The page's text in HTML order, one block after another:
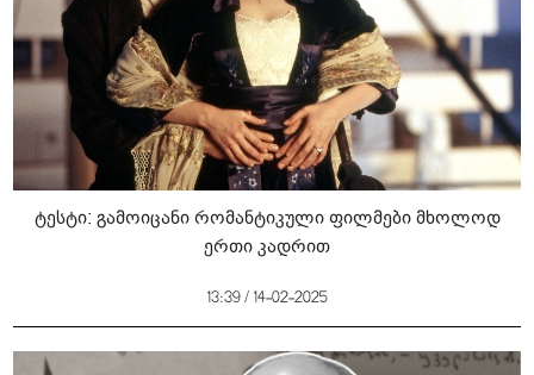
ტესტი: გამოიცანი რომანტიკული ფილმები მხოლოდ
ერთი კადრით
13:39 / 14-02-2025